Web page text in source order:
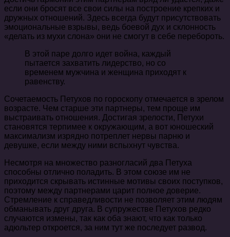
если они бросят все свои силы на построение крепких и
дружных отношений. Здесь всегда будут присутствовать
эмоциональные взрывы, ведь боевой дух и склонность
«делать из мухи слона» они не смогут в себе перебороть.
В этой паре долго идет война, каждый
пытается захватить лидерство, но со
временем мужчина и женщина приходят к
равенству.
Сочетаемость Петухов по гороскопу отмечается в зрелом
возрасте. Чем старше эти партнеры, тем проще им
выстраивать отношения. Достигая зрелости, Петухи
становятся терпимее к окружающим, а вот юношеский
максимализм изрядно потреплет нервы парню и
девушке, если между ними вспыхнут чувства.
Несмотря на множество разногласий два Петуха
способны отлично поладить. В этом союзе им не
приходится скрывать истинные мотивы своих поступков,
поэтому между партнерами царит полное доверие.
Стремление к справедливости не позволяет этим людям
обманывать друг друга. В супружестве Петухов редко
случаются измены, так как оба знают, что как только
адюльтер откроется, за ним тут же последует развод.